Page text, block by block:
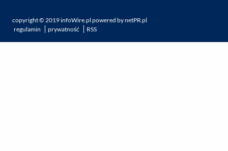
copyright ©2019infoWire.pl powered bynetPR.pl
regulamin
prywatność RSS